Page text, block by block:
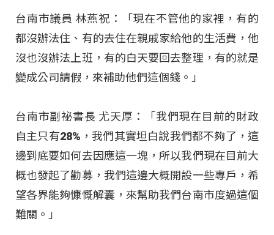
台南市議員 林燕祝：「現在不管他的家裡，有的
都沒辦法住、有的去住在親戚家給他的生活費，他
沒也沒辦法上班，有的白天要回去整理，有的就是
變成公司請假，來補助他們這個錢。」
台南市副祕書長 尤天厚：「我們現在目前的財政
自主只有28%，我們其實坦白說我們都不夠了，這
邊到底要如何去因應這一塊，所以我們現在目前大
概也發起了勸募，我們這邊大概開設一些專戶，希
望各界能夠慷慨解囊，來幫助我們台南市度過這個
難關。」